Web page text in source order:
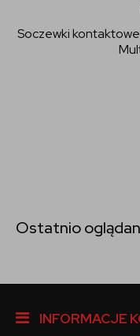
Soczewki
Ostatnio
INFORMACJE